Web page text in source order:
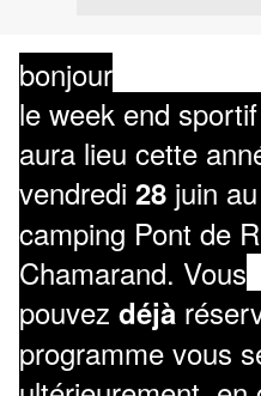
bonjour
le week end
aura lieu cette
vendredi 28 juin
camping Pont
Chamarand. Vous
pouvez déjà
programme vous